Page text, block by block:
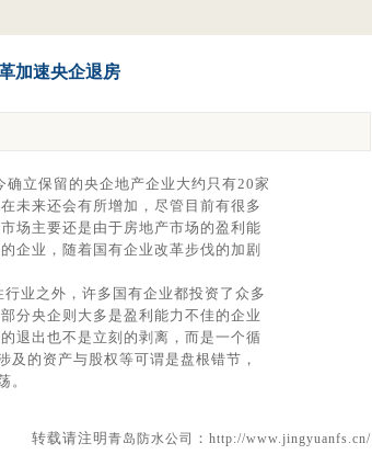
加速央企退房
立保留的央企地产企业大约只有20家
未来还会有所增加，尽管目前有很多
场主要还是由于房地产市场的盈利能
企业，随着国有企业改革步伐的加剧
业之外，许多国有企业都投资了众多
分央企则大多是盈利能力不佳的企业
退出也不是立刻的剥离，而是一个循
及的资产与股权等可谓是盘根错节，
。
转载请注明 青岛防水公司 ： http://www.jingyuanfs.cn/